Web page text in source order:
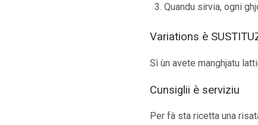
Quandu sirvia, ogni
Variations è
Sì ùn avete manghjatu
Cunsiglii è serviziu
Per fà sta ricetta una